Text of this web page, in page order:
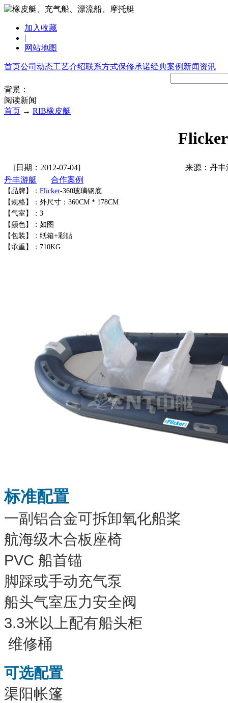
加入收藏
|
网站地图
首页公司动态工艺介绍联系方式保修承诺经典案例 新闻资讯
背景：
阅读新闻
首页 → RIB橡皮艇
[日期：2012-07-04]
来源：丹
丹丰游艇
合作案例
【品牌】： Flicker-360玻璃钢底
【规格】：外尺寸：360CM * 178CM
【气室】：3
【颜色】：如图
【包装】：纸箱+彩贴
【承重】：710KG
标准配置
一副铝合金可拆卸氧化船桨
航海级木合板座椅
PVC 船首锚
脚踩或手动充气泵
船头气室压力安全阀
3.3米以上配有船头柜
维修桶
可选配置
渠阳帐篷